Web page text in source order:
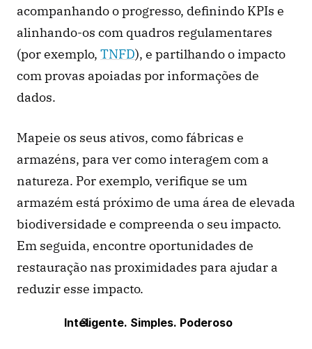
acompanhando o progresso, definindo KPIs e
alinhando-os com quadros regulamentares
(por exemplo, TNFD), e partilhando o impacto
com provas apoiadas por informações de
dados.
Mapeie os seus ativos, como fábricas e
armazéns, para ver como interagem com a
natureza. Por exemplo, verifique se um
armazém está próximo de uma área de elevada
biodiversidade e compreenda o seu impacto.
Em seguida, encontre oportunidades de
restauração nas proximidades para ajudar a
reduzir esse impacto.
Inteligente. Simples. Poderoso